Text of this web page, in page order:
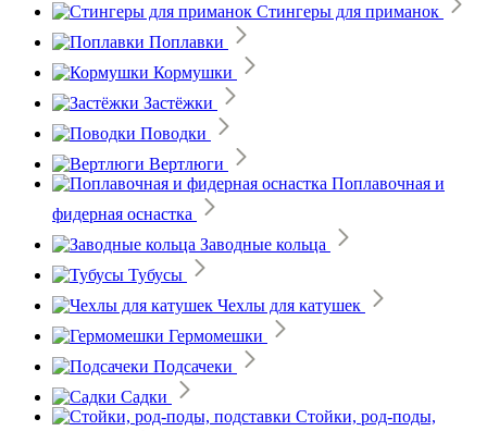
Стингеры для приманок
Поплавки
Кормушки
Застёжки
Поводки
Вертлюги
Поплавочная и
фидерная оснастка
Заводные кольца
Тубусы
Чехлы для катушек
Гермомешки
Подсачеки
Садки
Стойки, род-поды,